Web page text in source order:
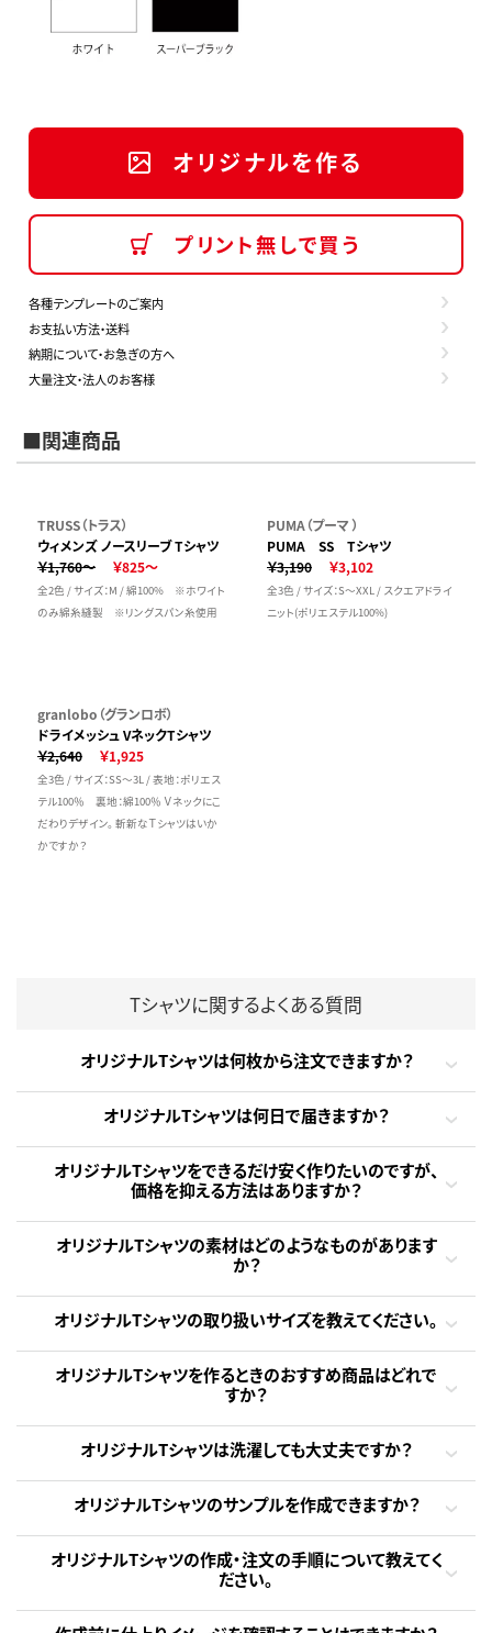
オリジナルを作る
プリント無しで買う
各種テンプレートのご案内
お支払い方法・送料
納期について・お急ぎの方へ
大量注文・法人のお客様
■関連商品
TRUSS（トラス）
ウィメンズ ノースリーブ Tシャツ
￥1,760～
￥825～
全2色 / サイズ：M / 綿100% ※ホワイト
のみ綿糸縫製 ※リングスパン糸使用
PUMA（プーマ ）
PUMA SS Tシャツ
￥3,190
￥3,102
全3色 / サイズ：S～XXL / スクエアドライ
ニット(ポリエステル100%)
granlobo（グランロボ）
ドライメッシュ VネックTシャツ
￥2,640
￥1,925
全3色 / サイズ：SS～3L / 表地：ポリエス
テル100％ 裏地：綿100％ Ｖネックにこ
だわりデザイン。 斬新なＴシャツはいか
かですか？
Tシャツに関するよくある質問
オリジナルTシャツは何枚から注文できますか？
オリジナルTシャツは何日で届きますか？
オリジナルTシャツをできるだけ安く作りたいのですが、
価格を抑える方法はありますか？
オリジナルTシャツの素材はどのようなものがあります
か？
オリジナルTシャツの取り扱いサイズを教えてください。
オリジナルTシャツを作るときのおすすめ商品はどれで
すか？
オリジナルTシャツは洗濯しても大丈夫ですか？
オリジナルTシャツのサンプルを作成できますか？
オリジナルTシャツの作成・注文の手順について教えてく
ださい。